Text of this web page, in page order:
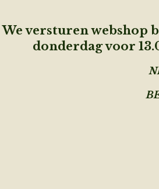
We versturen webshop
donderdag voor